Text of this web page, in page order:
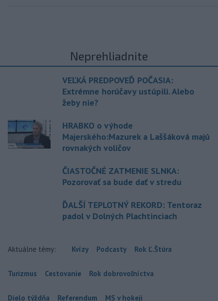
Neprehliadnite
VEĽKÁ PREDPOVEĎ POČASIA:
Extrémne horúčavy ustúpili. Alebo
žeby nie?
HRABKO o výhode
Majerského:Mazurek a Laššáková majú
rovnakých voličov
ČIASTOČNÉ ZATMENIE SLNKA:
Pozorovať sa bude dať v stredu
ĎALŠÍ TEPLOTNÝ REKORD: Tentoraz
padol v Dolných Plachtinciach
Aktuálne témy: Kvízy Podcasty Rok Ľ.Štúra
Turizmus Cestovanie Rok dobrovoľníctva
Dielo týždňa Referendum MS v hokeji